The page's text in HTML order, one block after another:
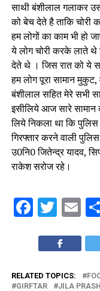
साथी बंशीलाल गलाकर
को बेच देते है ताकि चोरी
हम लोगों का काम भी हो
ये लोग चोरी करके लाते
देते थे । जिस रात को ये
हम लोग पूरा सामान
बंशीलाल सहित मेरे सभी
इसीलिये आज सारे
लिये निकला था कि
गिरफ्तार करने वाली
उ0नि0 जितेन्द्र यादव,
राकेश सरोज रहे।
RELATED TOPICS:
GIRFTAR
JILA